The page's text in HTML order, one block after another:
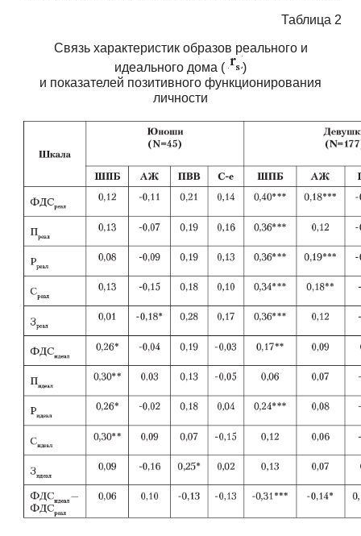
Таблица 2
Связь характеристик образов реального и
идеального дома (
)
и показателей позитивного функционирования
личности